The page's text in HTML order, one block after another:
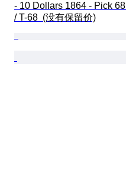
- 10 Dollars 1864 - Pick 68
/ T-68  (没有保留价)